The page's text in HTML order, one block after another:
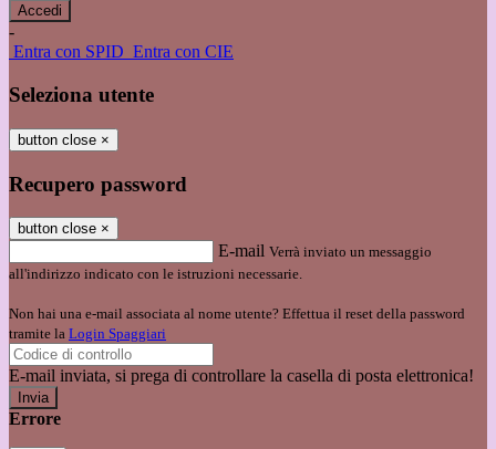
-
Entra con SPID Entra con CIE
Seleziona utente
button close ×
Recupero password
button close ×
E-mail Verrà inviato un messaggio
all'indirizzo indicato con le istruzioni necessarie.
Non hai una e-mail associata al nome utente? Effettua il reset della password
tramite la Login Spaggiari
E-mail inviata, si prega di controllare la casella di posta elettronica!
Errore